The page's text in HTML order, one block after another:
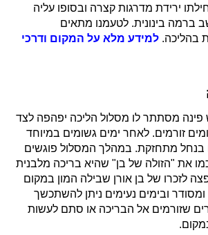
בתחילתו ירידת מדרגות קצרה ובסופו עליה
ברמה בינונית. לטעמנו מתאים
בהליכה. למידע מלא על המקום ודרכי
מסתתר לו מסלול הליכה יפהפה לצד
זורמים. לאחר ימים גשומים במיוחד
בנחל מתחזקת. במהלך המסלול פוגשים
כמו את "הזולה של בן" שהיא בריכה מלבנית
לזכרו של בן אורן שבילה המון במקום
ומסודר ובימים נעימים ניתן להשתכשך
שזורמים אל הבריכה או סתם לעשות